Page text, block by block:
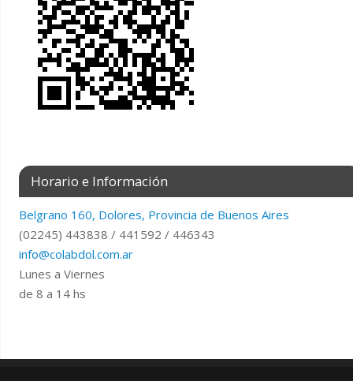
Horario e Información
Belgrano 160, Dolores, Provincia de Buenos Aires
(02245) 443838 / 441592 / 446343
info@colabdol.com.ar
Lunes a Viernes
de 8 a 14 hs